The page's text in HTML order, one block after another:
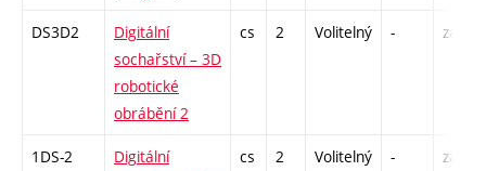
DS3D2
Digitální
sochařství – 3D
robotické
obrábění 2
cs 2 Volitelný - zá
1DS-2
Digitální
cs 2 Volitelný - zá